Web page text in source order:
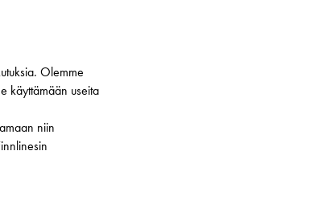
Olemme
käyttämään useita
niin